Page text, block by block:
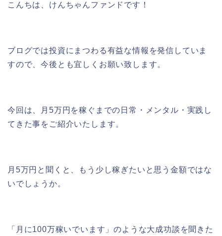
こんちは、けんちゃんファンドです！
ブログでは投資にまつわる有益な情報を発信していま
すので、今後とも宜しくお願い致します。
今回は、月5万円を稼ぐまでの日常・メンタル・実践し
てきた事をご紹介いたします。
月5万円と聞くと、もう少し稼ぎたいと思う金額ではな
いでしょうか。
「月に100万稼いでいます」のような大成功談を聞きた